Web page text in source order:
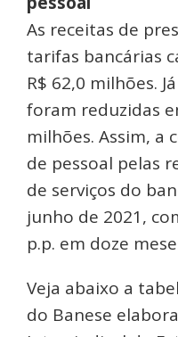
As receitas de
tarifas bancárias
R$ 62,0 milhões.
foram reduzidas
milhões. Assim, a
de pessoal pelas
de serviços do
junho de 2021,
p.p. em doze
Veja abaixo a
do Banese